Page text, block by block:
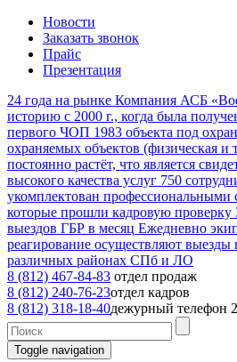
Новости
Заказать звонок
Прайс
Презентация
24 года на рынке Компания АСБ
историю с 2000 г., когда была
первого ЧОП 1983 объекта под
охраняемых объектов (физическая и
постоянно растёт, что является
высокого качества услуг 750
укомплектован профессиональными
которые прошли кадровую проверку
выездов ГБР в месяц Ежедневно
реагирование осуществляют выезды
различных районах СПб и ЛО
8 (812) 467-84-83 отдел продаж
8 (812) 240-76-23отдел кадров
8 (812) 318-18-40дежурный телефон
Toggle navigation